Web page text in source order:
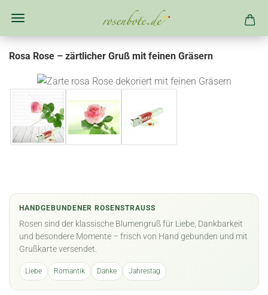
Rosa Rose – zärtlicher Gruß mit feinen Gräsern
HANDGEBUNDENER ROSENSTRAUSS
Rosen sind der klassische Blumengruß für Liebe, Dankbarkeit
und besondere Momente – frisch von Hand gebunden und mit
Grußkarte versendet.
Liebe Romantik Danke Jahrestag